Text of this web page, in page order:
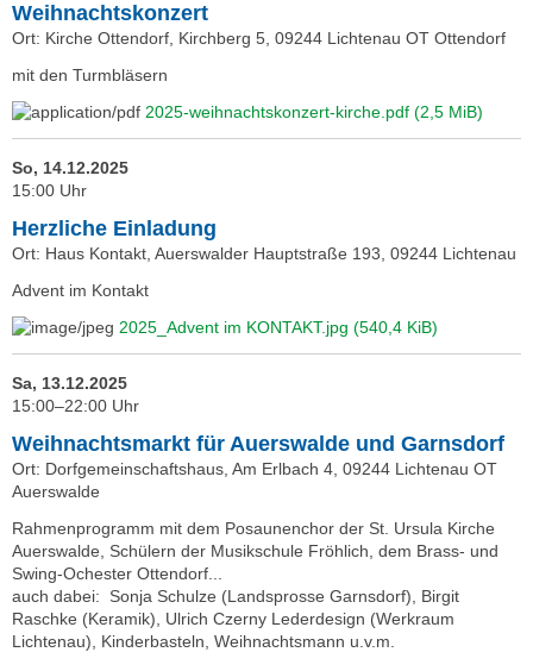
Weihnachtskonzert
Ort: Kirche Ottendorf, Kirchberg 5, 09244 Lichtenau OT Ottendorf
mit den Turmbläsern
2025-weihnachtskonzert-kirche.pdf (2,5 MiB)
So, 14.12.2025
15:00 Uhr
Herzliche Einladung
Ort: Haus Kontakt, Auerswalder Hauptstraße 193, 09244 Lichtenau
Advent im Kontakt
2025_Advent im KONTAKT.jpg (540,4 KiB)
Sa, 13.12.2025
15:00–22:00 Uhr
Weihnachtsmarkt für Auerswalde und Garnsdorf
Ort: Dorfgemeinschaftshaus, Am Erlbach 4, 09244 Lichtenau OT
Auerswalde
Rahmenprogramm mit dem Posaunenchor der St. Ursula Kirche
Auerswalde, Schülern der Musikschule Fröhlich, dem Brass- und
Swing-Ochester Ottendorf...
auch dabei: Sonja Schulze (Landsprosse Garnsdorf), Birgit
Raschke (Keramik), Ulrich Czerny Lederdesign (Werkraum
Lichtenau), Kinderbasteln, Weihnachtsmann u.v.m.